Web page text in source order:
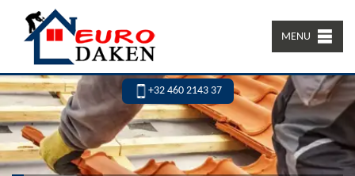
MENU
+32 460 2143 37